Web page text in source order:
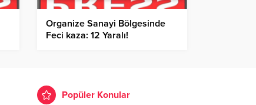
Organize Sanayi Bölgesinde
Feci kaza: 12 Yaralı!
Popüler Konular